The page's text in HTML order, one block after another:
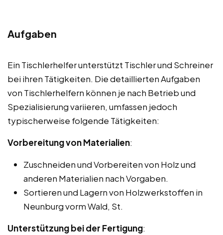
Aufgaben
Ein Tischlerhelfer unterstützt Tischler und Schreiner
bei ihren Tätigkeiten. Die detaillierten Aufgaben
von Tischlerhelfern können je nach Betrieb und
Spezialisierung variieren, umfassen jedoch
typischerweise folgende Tätigkeiten:
Vorbereitung von Materialien:
Zuschneiden und Vorbereiten von Holz und
anderen Materialien nach Vorgaben.
Sortieren und Lagern von Holzwerkstoffen in
Neunburg vorm Wald, St.
Unterstützung bei der Fertigung: